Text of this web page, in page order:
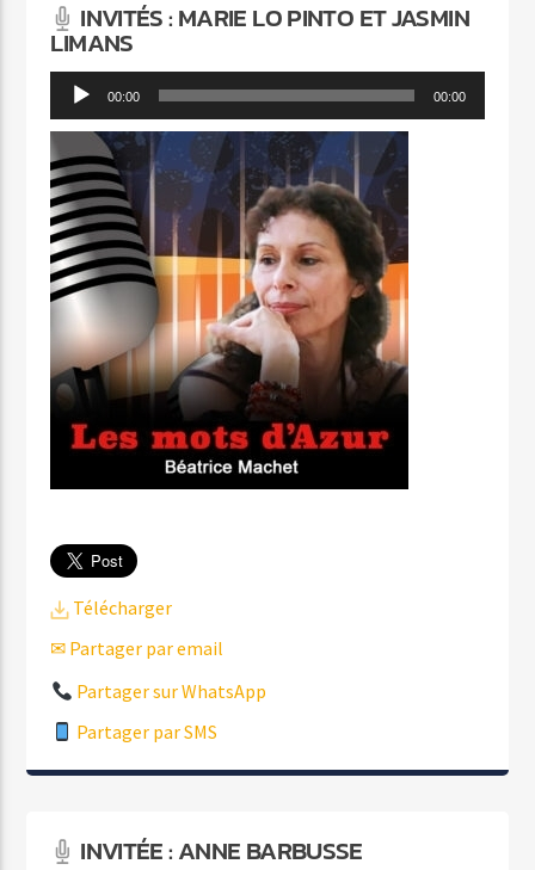
INVITÉS : MARIE LO PINTO ET JASMIN
LIMANS
Lecteur 00:00 00:00
Télécharger
✉ Partager par email
Partager sur WhatsApp
Partager par SMS
INVITÉE : ANNE BARBUSSE